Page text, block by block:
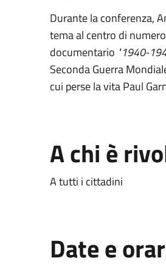
Durante la conferenza,
tema al centro di
documentario "1940-
Seconda Guerra
cui perse la vita Paul
A chi è
A tutti i cittadini
Date e